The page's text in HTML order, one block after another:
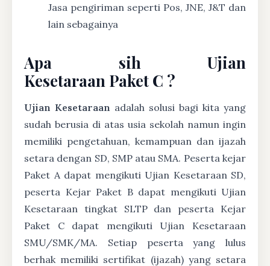
Jasa pengiriman seperti Pos, JNE, J&T dan
lain sebagainya
Apa sih Ujian
Kesetaraan Paket C ?
Ujian Kesetaraan adalah solusi bagi kita yang
sudah berusia di atas usia sekolah namun ingin
memiliki pengetahuan, kemampuan dan ijazah
setara dengan SD, SMP atau SMA. Peserta kejar
Paket A dapat mengikuti Ujian Kesetaraan SD,
peserta Kejar Paket B dapat mengikuti Ujian
Kesetaraan tingkat SLTP dan peserta Kejar
Paket C dapat mengikuti Ujian Kesetaraan
SMU/SMK/MA. Setiap peserta yang lulus
berhak memiliki sertifikat (ijazah) yang setara